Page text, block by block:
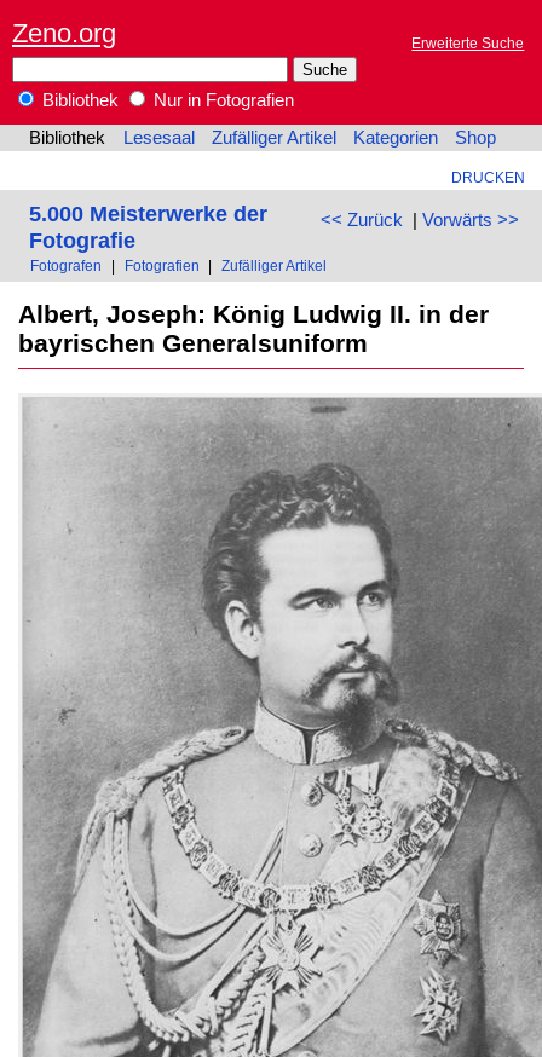
Zeno.org Erweiterte Suche
Bibliothek
Nur in Fotografien
Bibliothek
Lesesaal Zufälliger Artikel Kategorien Shop
DRUCKEN
<< Zurück | Vorwärts >>
5.000 Meisterwerke der
Fotografie
Fotografen Fotografien Zufälliger Artikel
Albert, Joseph: König Ludwig II. in der
bayrischen Generalsuniform